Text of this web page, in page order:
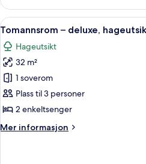
–
superior
Åpne
alle
bildene
av
Tomannsrom
–
deluxe,
3
Tomannsrom – deluxe,
Hageutsikt
32 m²
1 soverom
Plass til 3 personer
2 enkeltsenger
Mer informasjon
Mer